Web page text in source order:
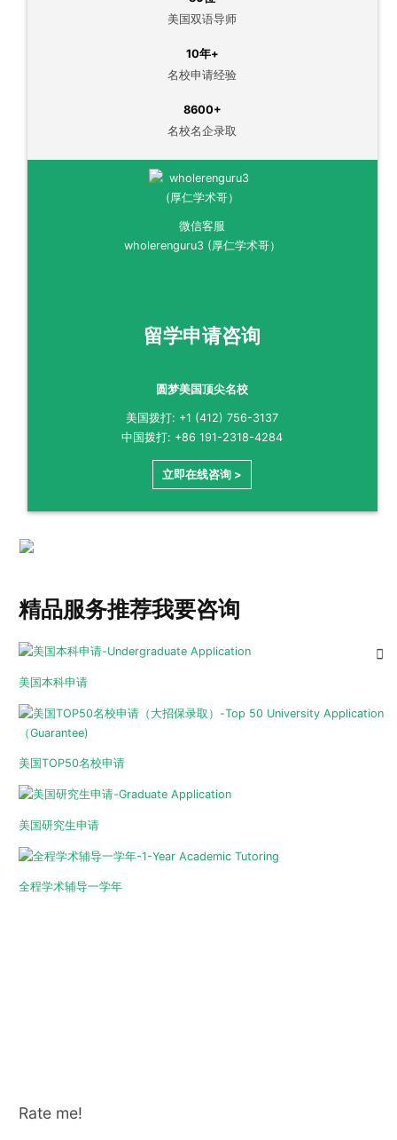
美国双语导师
10年+
名校申请经验
8600+
名校名企录取
微信客服
wholerenguru3 (厚仁学术哥）
留学申请咨询
圆梦美国顶尖名校
美国拨打: +1 (412) 756-3137
中国拨打: +86 191-2318-4284
立即在线咨询 >
精品服务推荐我要咨询
美国本科申请
美国TOP50名校申请
美国研究生申请
全程学术辅导一学年
Rate me!